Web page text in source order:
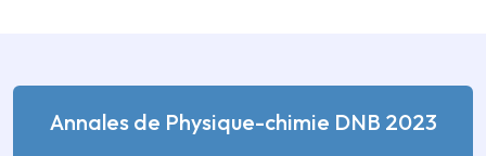
Annales de Physique-chimie DNB 2023